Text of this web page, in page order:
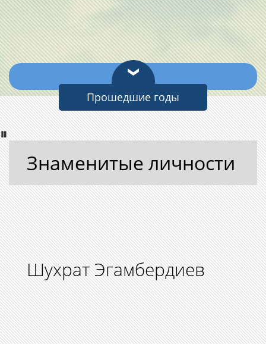
Далее
Прошедшие годы
Знаменитые личности
Шухрат Эгамбердиев